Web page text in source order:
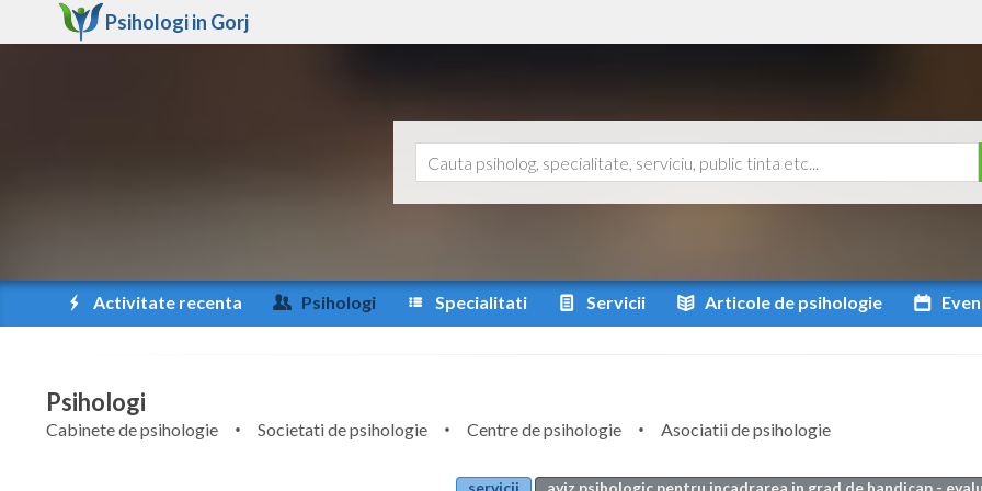
Psihologi in Gorj
Activitate recenta Psihologi Specialitati Servicii Articole de psihologie
Psihologi
Cabinete de psihologie Societati de psihologie Centre de psihologie
Asociatii de psihologie
servicii
aviz psihologic pentru incadrarea in grad de handicap -